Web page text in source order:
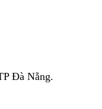
Đà Nẵng.